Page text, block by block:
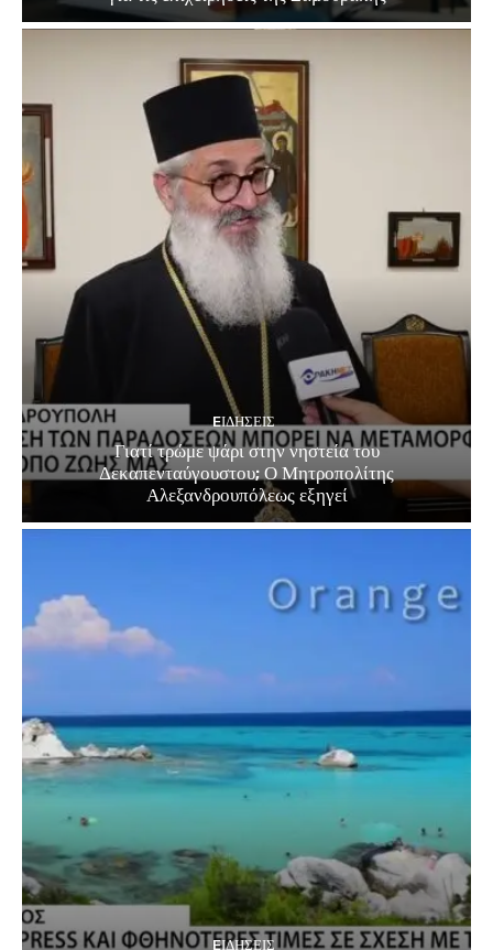
EΙΔΗΣΕΙΣ
Γιατί τρώμε ψάρι στην νηστεία του
Δεκαπενταύγουστου; Ο Μητροπολίτης
Αλεξανδρουπόλεως εξηγεί
EΙΔΗΣΕΙΣ